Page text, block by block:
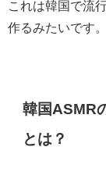
これは韓国で流
作るみたいです。
韓国ASMR
とは？